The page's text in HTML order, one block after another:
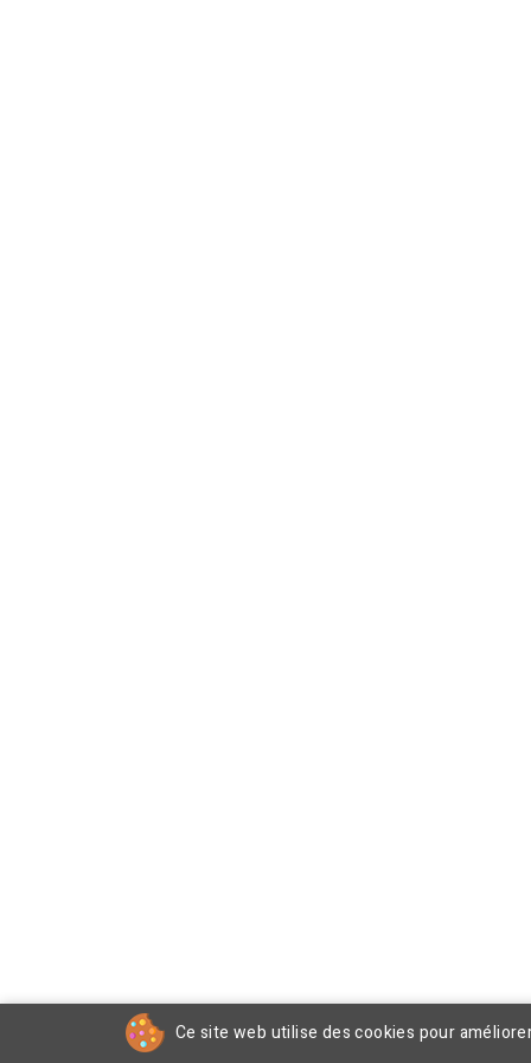
Ce site web utilise des cookies pour